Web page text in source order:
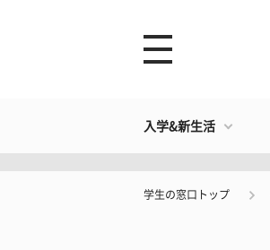
入学&新生活
学生の窓口トップ